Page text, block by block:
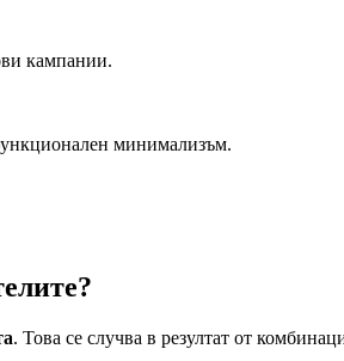
кампании.
минимализъм.
. Това се случва в резултат от